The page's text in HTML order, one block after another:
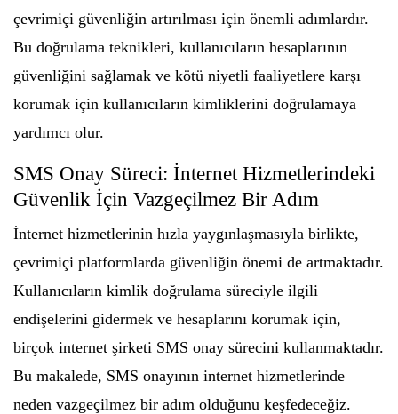
çevrimiçi güvenliğin artırılması için önemli adımlardır.
Bu doğrulama teknikleri, kullanıcıların hesaplarının
güvenliğini sağlamak ve kötü niyetli faaliyetlere karşı
korumak için kullanıcıların kimliklerini doğrulamaya
yardımcı olur.
SMS Onay Süreci: İnternet Hizmetlerindeki
Güvenlik İçin Vazgeçilmez Bir Adım
İnternet hizmetlerinin hızla yaygınlaşmasıyla birlikte,
çevrimiçi platformlarda güvenliğin önemi de artmaktadır.
Kullanıcıların kimlik doğrulama süreciyle ilgili
endişelerini gidermek ve hesaplarını korumak için,
birçok internet şirketi SMS onay sürecini kullanmaktadır.
Bu makalede, SMS onayının internet hizmetlerinde
neden vazgeçilmez bir adım olduğunu keşfedeceğiz.